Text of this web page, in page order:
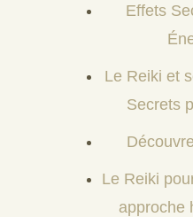
Effets
Le Reiki et
Secrets
Le Reiki
approche